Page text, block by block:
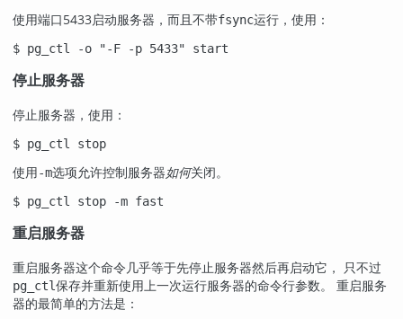
使用端口5433启动服务器，而且不带fsync运行，使用：
$ pg_ctl -o "-F -p 5433" start
停止服务器
停止服务器，使用：
$ pg_ctl stop
使用-m选项允许控制服务器如何关闭。
$ pg_ctl stop -m fast
重启服务器
重启服务器这个命令几乎等于先停止服务器然后再启动它， 只不过
pg_ctl保存并重新使用上一次运行服务器的命令行参数。 重启服务
器的最简单的方法是：